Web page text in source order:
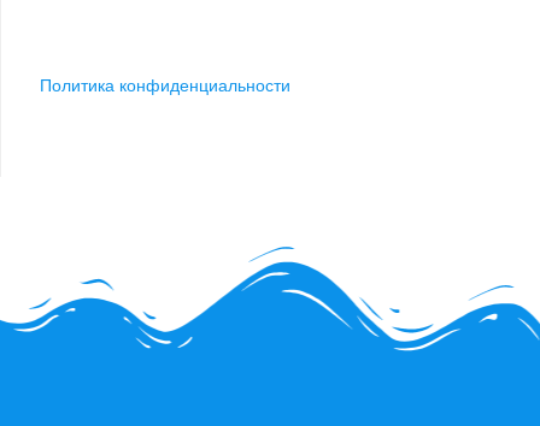
Политика конфиденциальности